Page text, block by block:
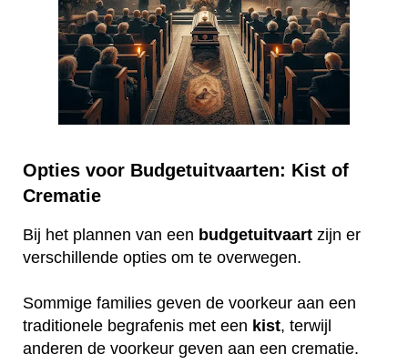
Opties voor Budgetuitvaarten: Kist of
Crematie
Bij het plannen van een budgetuitvaart zijn er
verschillende opties om te overwegen.
Sommige families geven de voorkeur aan een
traditionele begrafenis met een kist, terwijl
anderen de voorkeur geven aan een crematie.